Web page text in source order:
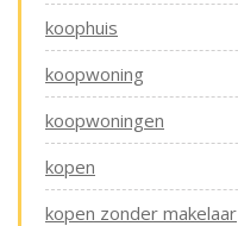
koophuis
koopwoning
koopwoningen
kopen
kopen zonder makelaar